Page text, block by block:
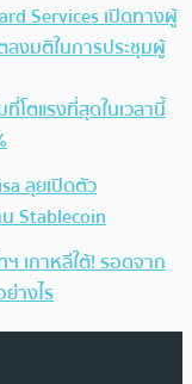
Services เปิดทางผู้
ลงมติในการประชุมผู้
โตแรงที่สุดในเวลานี้
ลุยเปิดตัว
Stablecoin
เกาหลีใต้! รอดจาก
างไร